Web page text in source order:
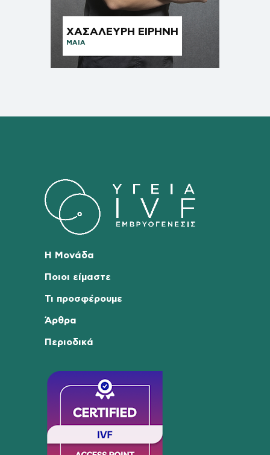
ΧΑΣΑΛΕΥΡΗ ΕΙΡΗΝΗ
ΜΑΙΑ
Η Μονάδα
Ποιοι είμαστε
Τι προσφέρουμε
Άρθρα
Περιοδικά